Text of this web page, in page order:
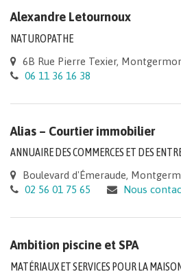
Alexandre Letournoux
NATUROPATHE
6B Rue Pierre Texier,
06 11 36 16 38
Alias – Courtier immobilier
ANNUAIRE DES COMMERCES ET DES
Boulevard d'Émeraude,
02 56 01 75 65
Nous
Ambition piscine et SPA
MATÉRIAUX ET SERVICES POUR LA